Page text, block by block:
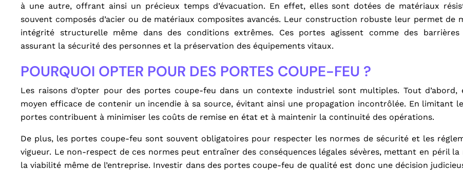
à une autre, offrant ainsi un précieux temps d’évacuation. En effet, elles sont dotées de matériaux
souvent composés d’acier ou de matériaux composites avancés. Leur construction robuste leur permet de
intégrité structurelle même dans des conditions extrêmes. Ces portes agissent comme des barrières
assurant la sécurité des personnes et la préservation des équipements vitaux.
POURQUOI OPTER POUR DES PORTES COUPE-FEU ?
Les raisons d’opter pour des portes coupe-feu dans un contexte industriel sont multiples. Tout d’abord,
moyen efficace de contenir un incendie à sa source, évitant ainsi une propagation incontrôlée. En limitant
portes contribuent à minimiser les coûts de remise en état et à maintenir la continuité des opérations.
De plus, les portes coupe-feu sont souvent obligatoires pour respecter les normes de sécurité et les
vigueur. Le non-respect de ces normes peut entraîner des conséquences légales sévères, mettant en péril
la viabilité même de l’entreprise. Investir dans des portes coupe-feu de qualité est donc une décision